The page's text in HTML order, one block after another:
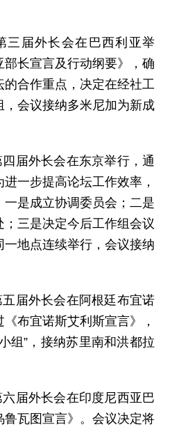
三届外长会在巴西利亚举
长宣言及行动纲要》，确
合作重点，决定在经社工
会议接纳多米尼加为新成
届外长会在东京举行，通
一步提高论坛工作效率，
是成立协调委员会；二是
三是决定今后工作组会议
一地点连续举行，会议接纳
届外长会在阿根廷布宜诺
布宜诺斯艾利斯宣言》，
组”，接纳苏里南和洪都拉
届外长会在印度尼西亚巴
鲁瓦图宣言》。会议决定将